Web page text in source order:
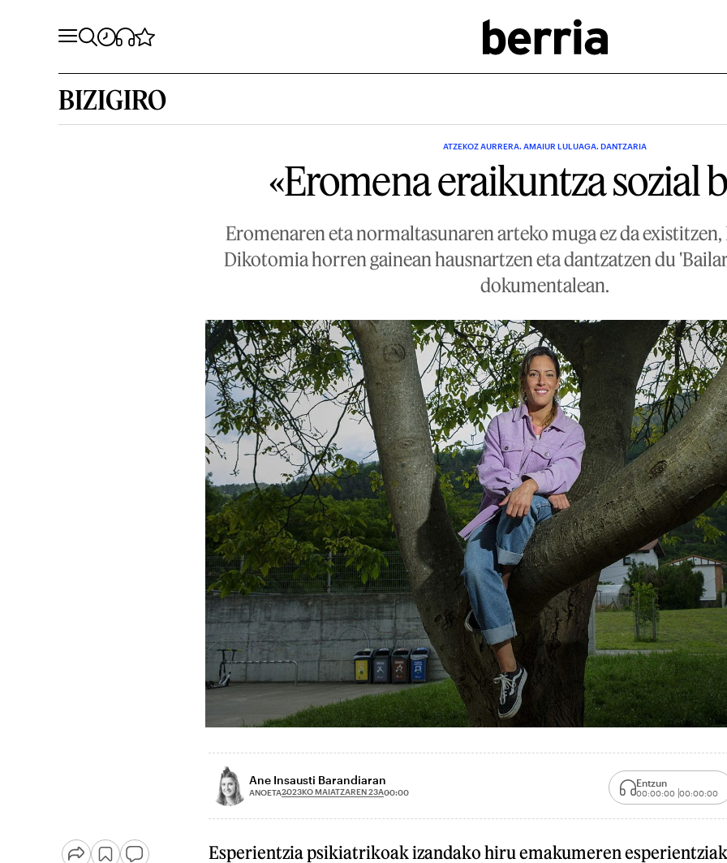
BIZIGIRO
ATZEKOZ AURRERA. AMAIUR LULUAGA. DANTZARIA
«Eromena eraikuntza sozial
Eromenaren eta normaltasunaren arteko muga ez da existitzen,
Dikotomia horren gainean hausnartzen eta dantzatzen du
dokumentalean.
Ane Insausti Barandiaran
ANOETA2023KO MAIATZAREN 23A00:00
Entzun
00:00:00 00:00:00
Esperientzia psikiatrikoak izandako hiru emakumeren esperientziak